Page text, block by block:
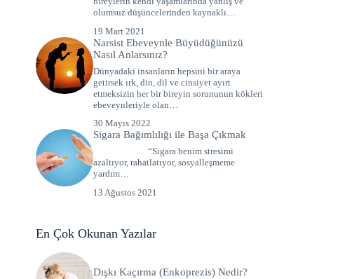
olumsuz düşüncelerinden kaynaklı…
19 Mart 2021
Narsist Ebeveynle Büyüdüğünüzü
Nasıl Anlarsınız?
Dünyadaki insanların hepsini bir araya
getirsek ırk, din, dil ve cinsiyet ayırt
etmeksizin her bir bireyin sorununun kökleri
ebeveynleriyle olan…
30 Mayıs 2022
Sigara Bağımlılığı ile Başa Çıkmak
“Sigara benim stresimi
azaltıyor, rahatlatıyor, sosyalleşmeme
yardım…
13 Ağustos 2021
En Çok Okunan Yazılar
Dışkı Kaçırma (Enkoprezis) Nedir?